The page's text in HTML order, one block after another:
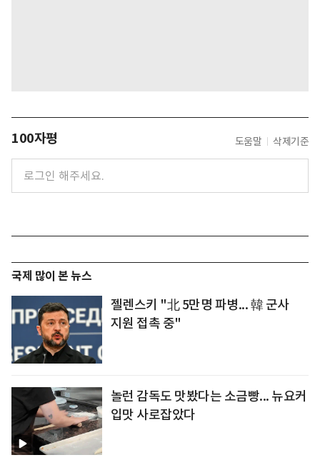
100자평 도움말 삭제기준
국제 많이 본 뉴스
젤렌스키 "北 5만명 파병... 韓 군사
지원 접촉 중"
놀런 감독도 맛봤다는 소금빵... 뉴요커
입맛 사로잡았다